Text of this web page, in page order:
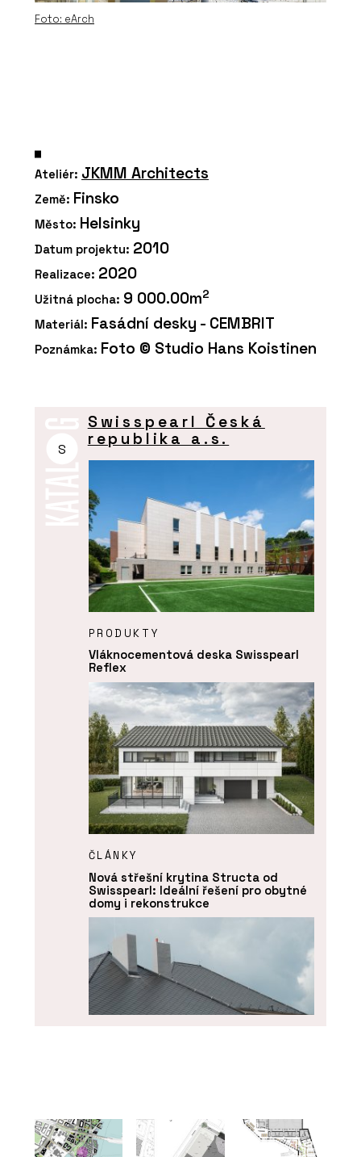
Foto: eArch
Ateliér: JKMM Architects
Země: Finsko
Město: Helsinky
Datum projektu: 2010
Realizace: 2020
Užitná plocha: 9 000.00m2
Materiál: Fasádní desky - CEMBRIT
Poznámka: Foto © Studio Hans Koistinen
S
Swisspearl Česká
republika a.s.
PRODUKTY
Vláknocementová deska Swisspearl
Reflex
ČLÁNKY
Nová střešní krytina Structa od
Swisspearl: Ideální řešení pro obytné
domy i rekonstrukce
krytina Swisspearl